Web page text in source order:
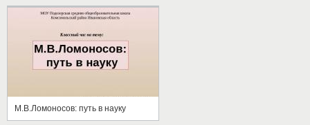
М.В.Ломоносов: путь в науку